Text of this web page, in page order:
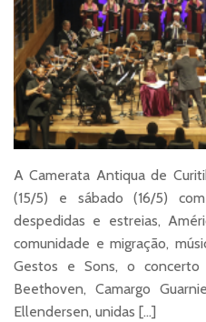
A Camerata Antiqua de
(15/5) e sábado (16/5)
despedidas e estreias,
comunidade e migração,
Gestos e Sons, o
Beethoven, Camargo
Ellendersen, unidas […]